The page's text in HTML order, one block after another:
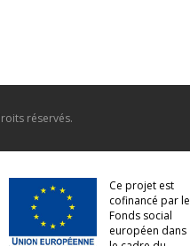
réservés.
Ce projet est
cofinancé par le
Fonds social
européen dans